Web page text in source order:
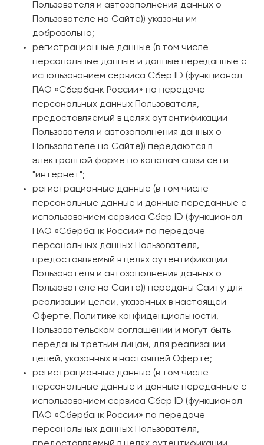
Пользователя и автозаполнения данных о
Пользователе на Сайте)) указаны им
добровольно;
регистрационные данные (в том числе
персональные данные и данные переданные с
использованием сервиса Сбер ID (функционал
ПАО «Сбербанк России» по передаче
персональных данных Пользователя,
предоставляемый в целях аутентификации
Пользователя и автозаполнения данных о
Пользователе на Сайте)) передаются в
электронной форме по каналам связи сети
"интернет";
регистрационные данные (в том числе
персональные данные и данные переданные с
использованием сервиса Сбер ID (функционал
ПАО «Сбербанк России» по передаче
персональных данных Пользователя,
предоставляемый в целях аутентификации
Пользователя и автозаполнения данных о
Пользователе на Сайте)) переданы Сайту для
реализации целей, указанных в настоящей
Оферте, Политике конфиденциальности,
Пользовательском соглашении и могут быть
переданы третьим лицам, для реализации
целей, указанных в настоящей Оферте;
регистрационные данные (в том числе
персональные данные и данные переданные с
использованием сервиса Сбер ID (функционал
ПАО «Сбербанк России» по передаче
персональных данных Пользователя,